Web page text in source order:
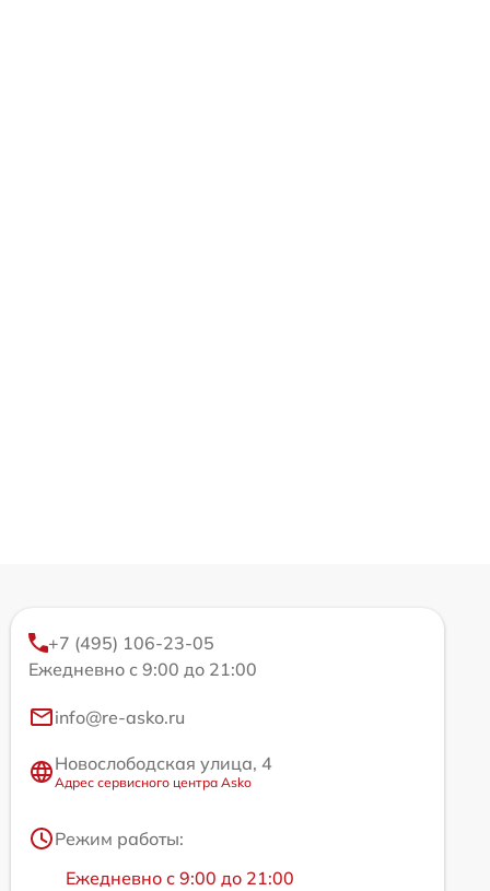
+7 (495) 106-23-05
Ежедневно с 9:00 до 21:00
info@re-asko.ru
Новослободская улица, 4
Адрес сервисного центра Asko
Режим работы:
Ежедневно с 9:00 до 21:00